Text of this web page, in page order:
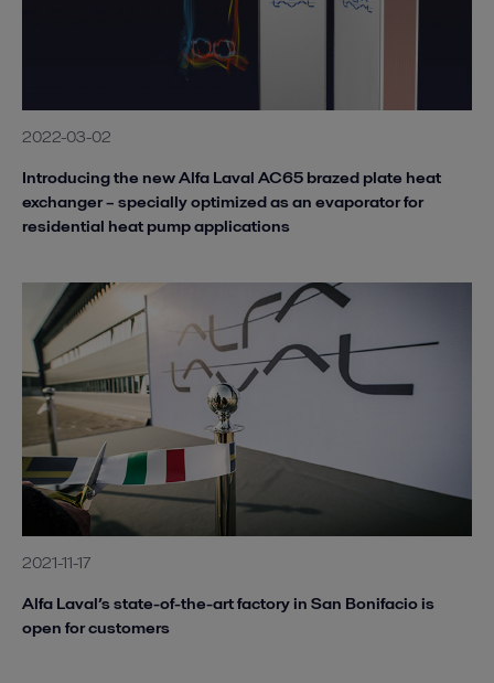
2022-03-02
Introducing the new Alfa Laval AC65 brazed plate heat
exchanger – specially optimized as an evaporator for
residential heat pump applications
2021-11-17
Alfa Laval’s state-of-the-art factory in San Bonifacio is
open for customers